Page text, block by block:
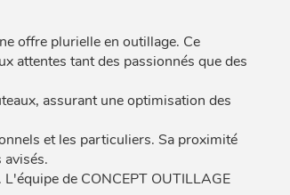
offre plurielle en outillage. Ce
attentes tant des passionnés que des
assurant une optimisation des
et les particuliers. Sa proximité
de CONCEPT OUTILLAGE